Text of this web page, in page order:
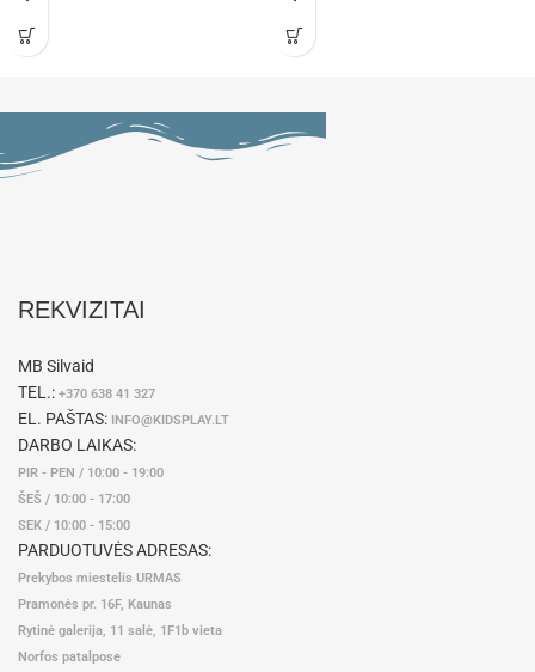
REKVIZITAI
MB Silvaid
TEL.: +370 638 41 327
EL. PAŠTAS: INFO@KIDSPLAY.LT
DARBO LAIKAS:
PIR - PEN / 10:00 - 19:00
ŠEŠ / 10:00 - 17:00
SEK / 10:00 - 15:00
PARDUOTUVĖS ADRESAS:
Prekybos miestelis URMAS
Pramonės pr. 16F, Kaunas
Rytinė galerija, 11 salė, 1F1b vieta
Norfos patalpose